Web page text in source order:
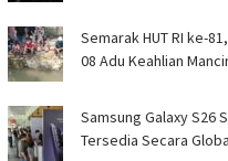
Semarak HUT RI ke-
08 Adu Keahlian
Samsung Galaxy S26
Tersedia Secara